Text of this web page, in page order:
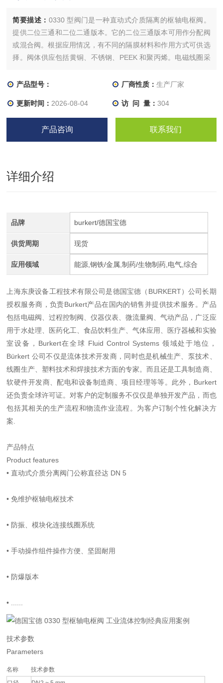
简要描述： 0330 型阀门是一种直动式介质隔离的枢轴电枢阀。
提供二位三通和二位二通版本。它的二位三通版本可用作分配阀
或混合阀。根据应用情况，有不同的隔膜材料和作用方式可供选
择。阀体供应包括黄铜、不锈钢、PEEK 和聚丙烯。电磁线圈采
用隔膜隔开，所以该阀特别适用于酸和碱等腐蚀性介质。0330
产品型号： 厂商性质： 生产厂家
更新时间： 2026-08-04 访 问 量： 304
产品咨询 联系我们
详细介绍
品牌 burkert/德国宝德
供货周期 现货
应用领域 能源,钢铁/金属,制药/生物制药,电气,综合
上海东庚设备工程技术有限公司是德国宝德（BURKERT）公司长期
授权服务商，负责Burkert产品在国内的销售并提供技术服务。产品
包括电磁阀、过程控制阀、仪器仪表、微流量阀、气动产品，广泛应
用于水处理、医药化工、食品饮料生产、气体应用、医疗器械和实验
室设备，Burkert在全球 Fluid Control Systems 领域处于地位，
Bürkert 公司不仅是流体技术开发商，同时也是机械生产、泵技术、
线圈生产、塑料技术和焊接技术方面的专家。而且还是工具制造商、
软硬件开发商、配电和设备制造商、项目经理等等。此外，Burkert
还负责全球许可证。对客户的定制服务不仅仅是单独开发产品，而也
包括其相关的生产流程和物流作业流程。为客户订制个性化解决方
案.
产品特点
Product features
•直动式介质分离阀门公称直径达 DN 5
•免维护枢轴电枢技术
• 防振、模块化连接线圈系统
•手动操作组件操作方便、坚固耐用
• 防爆版本
•
技术参数
Parameters
名称
技术参数